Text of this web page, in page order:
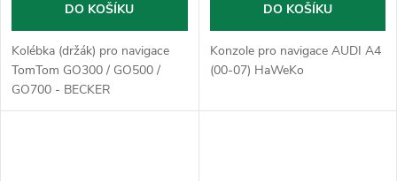
DO KOŠÍKU
Kolébka (držák) pro navigace
TomTom GO300 / GO500 /
GO700 - BECKER
Herbert_Richter
DO KOŠÍKU
Konzole pro navigace AUDI A4
(00-07) HaWeKo